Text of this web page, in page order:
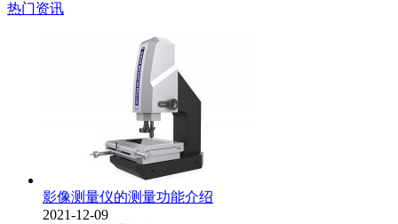
热门资讯
影像测量仪的测量功能介绍
2021-12-09